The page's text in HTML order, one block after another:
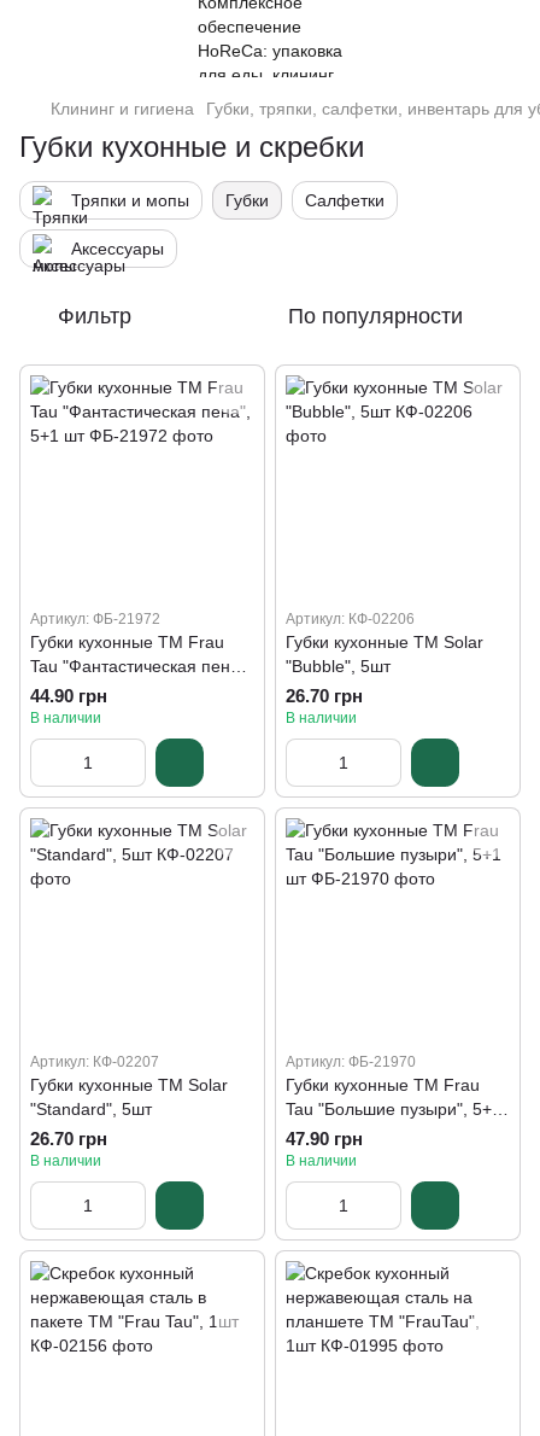
Клининг и гигиена Губки, тряпки, салфетки, инвентарь для
Губки кухонные и скребки
Тряпки и мопы Губки Салфетки
Аксессуары
Фильтр По популярности
Артикул: ФБ-21972
Губки кухонные TM Frau
Tau "Фантастическая пена",
5+1 шт
44.90 грн
В наличии
Артикул: КФ-02206
Губки кухонные ТМ Solar
"Bubble", 5шт
26.70 грн
В наличии
Артикул: КФ-02207
Губки кухонные ТМ Solar
"Standard", 5шт
26.70 грн
В наличии
Артикул: ФБ-21970
Губки кухонные TM Frau
Tau "Большие пузыри", 5+1
шт
47.90 грн
В наличии